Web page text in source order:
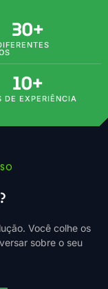
30+
DE EXPERIÊNCIA
10+
Você colhe os
sobre o seu